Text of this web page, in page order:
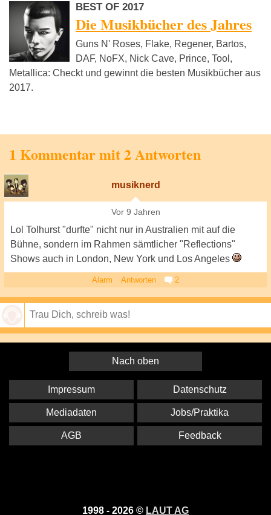
BEST OF 2017
Die Musikbücher des Jahres
Guns N' Roses, Flake, Regener, Bartos,
DAF, NoFX, Nick Cave, Prince, Tool,
Metallica: Checkt und gewinnt die besten Musikbücher aus
2017.
1 Kommentar mit 2 Antworten
musiknerd
Vor 9 Jahren
Lol Tolhurst "durfte" nicht nur in Australien mit auf die
Bühne, sondern im Rahmen sämtlicher "Reflections"
Shows auch in London, New York und Los Angeles
Alarm Antworten 2
Nach oben
1998 - 2026 © LAUT AG
Impressum Datenschutz
Mediadaten Jobs/Praktika
AGB Feedback